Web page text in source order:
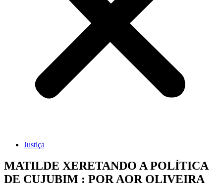
Justiça
MATILDE XERETANDO A POLÍTICA
DE CUJUBIM : POR AOR OLIVEIRA